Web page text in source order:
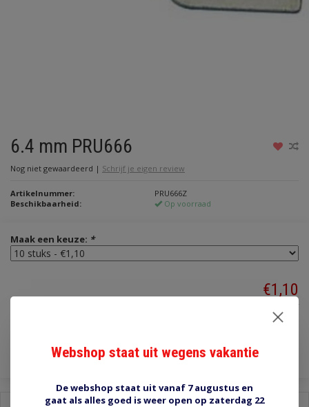
6.4 mm PRU666
Nog niet gewaardeerd | Schrijf je eigen review
Artikelnummer:
PRU666Z
Beschikbaarheid:
Op voorraad
Maak een keuze: *
€1,10
Webshop staat uit wegens vakantie
De webshop staat uit vanaf 7 augustus en
gaat als alles goed is weer open op zaterdag 22